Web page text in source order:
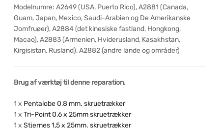
Modelnumre: A2649 (USA, Puerto Rico), A2881 (Canada,
Guam, Japan, Mexico, Saudi-Arabien og De Amerikanske
Jomfruøer), A2884 (det kinesiske fastland, Hongkong,
Macao), A2883 (Armenien, Hviderusland, Kasakhstan,
Kirgisistan, Rusland), A2882 (andre lande og områder)
Brug af værktøj til denne reparation.
1 x Pentalobe 0,8 mm. skruetrækker
1 x Tri-Point 0,6 x 25mm skruetrækker
1 x Stjernes 1,5 x 25mm. skruetrækker